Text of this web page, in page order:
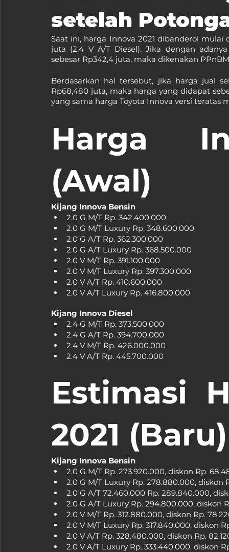
setelah
Saat ini, harga Innova 2021 dibanderol mulai
juta (2.4 V A/T Diesel). Jika dengan
sebesar Rp342,4 juta, maka dikenakan
Berdasarkan hal tersebut, jika harga jual
Rp68,480 juta, maka harga yang didapat
yang sama harga Toyota Innova versi teratas
Harga
(Awal)
Kijang Innova Bensin
2.0 G M/T Rp. 342.400.000
2.0 G M/T Luxury Rp. 348.600.000
2.0 G A/T Rp. 362.300.000
2.0 G A/T Luxury Rp. 368.500.000
2.0 V M/T Rp. 391.100.000
2.0 V M/T Luxury Rp. 397.300.000
2.0 V A/T Rp. 410.600.000
2.0 V A/T Luxury Rp. 416.800.000
Kijang Innova Diesel
2.4 G M/T Rp. 373.500.000
2.4 G A/T Rp. 394.700.000
2.4 V M/T Rp. 426.000.000
2.4 V A/T Rp. 445.700.000
Estimasi
2021 (Baru)
Kijang Innova Bensin
2.0 G M/T Rp. 273.920.000, diskon Rp.
2.0 G M/T Luxury Rp. 278.880.000, diskon
2.0 G A/T 72.460.000 Rp. 289.840.000,
2.0 G A/T Luxury Rp. 294.800.000, diskon
2.0 V M/T Rp. 312.880.000, diskon Rp.
2.0 V M/T Luxury Rp. 317.840.000, diskon
2.0 V A/T Rp. 328.480.000, diskon Rp.
2.0 V A/T Luxury Rp. 333.440.000, diskon